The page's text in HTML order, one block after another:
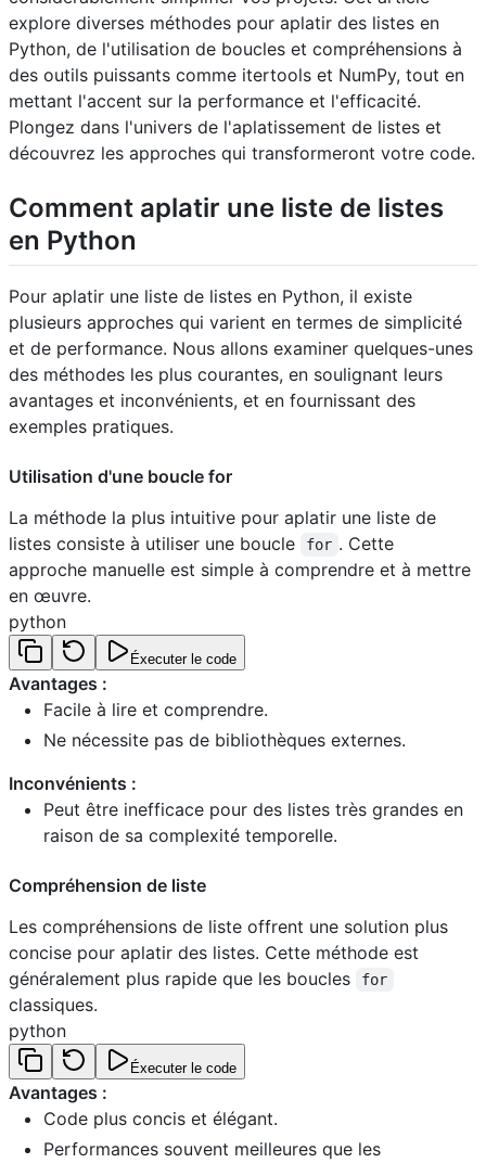
explore diverses méthodes pour aplatir des listes en
Python, de l'utilisation de boucles et compréhensions à
des outils puissants comme itertools et NumPy, tout en
mettant l'accent sur la performance et l'efficacité.
Plongez dans l'univers de l'aplatissement de listes et
découvrez les approches qui transformeront votre code.
Comment aplatir une liste de listes
en Python
Pour aplatir une liste de listes en Python, il existe
plusieurs approches qui varient en termes de simplicité
et de performance. Nous allons examiner quelques-unes
des méthodes les plus courantes, en soulignant leurs
avantages et inconvénients, et en fournissant des
exemples pratiques.
Utilisation d'une boucle for
La méthode la plus intuitive pour aplatir une liste de
listes consiste à utiliser une boucle
for . Cette
approche manuelle est simple à comprendre et à mettre
en œuvre.
python
Éxecuter le code
Avantages :
Facile à lire et comprendre.
Ne nécessite pas de bibliothèques externes.
Inconvénients :
Peut être inefficace pour des listes très grandes en
raison de sa complexité temporelle.
Compréhension de liste
Les compréhensions de liste offrent une solution plus
concise pour aplatir des listes. Cette méthode est
généralement plus rapide que les boucles
for
classiques.
python
Éxecuter le code
Avantages :
Code plus concis et élégant.
Performances souvent meilleures que les